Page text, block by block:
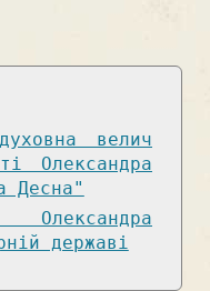
велич
Олександра
Десна"
державі